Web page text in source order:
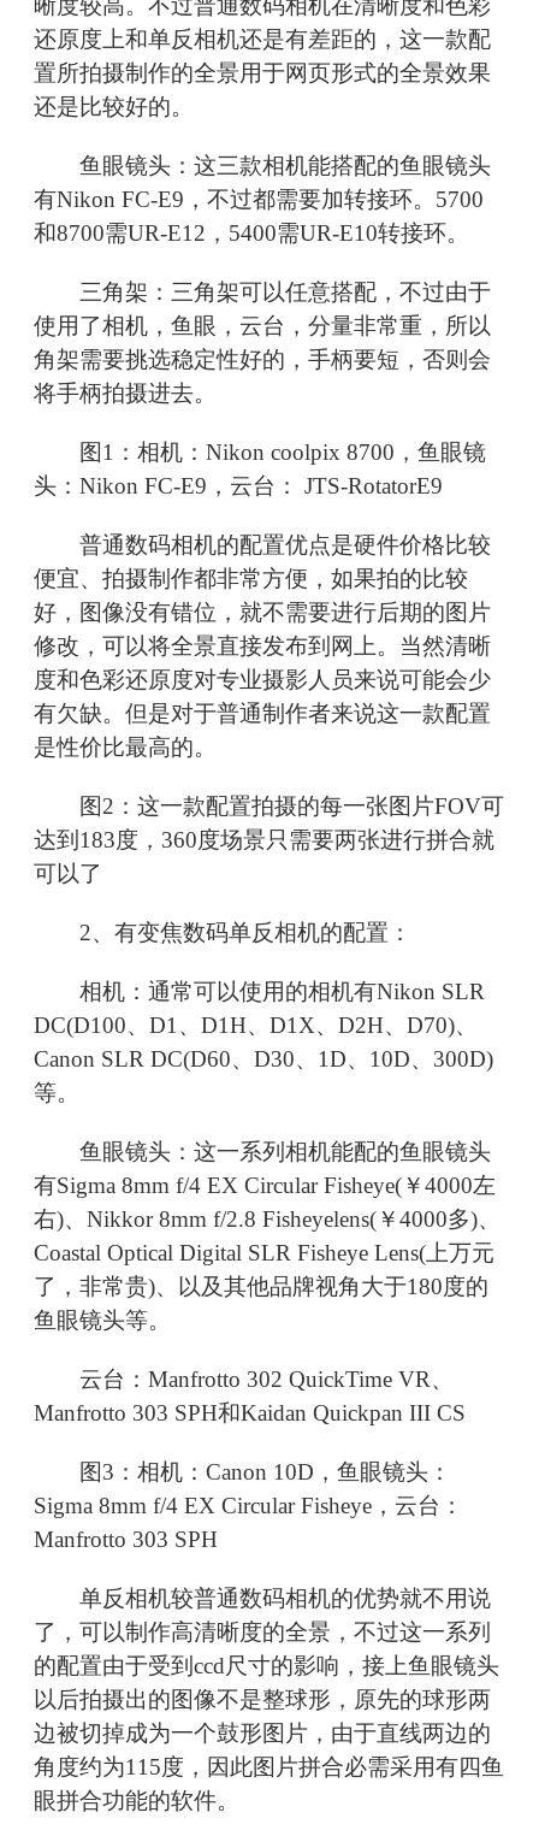
晰度较高。不过普通数码相机在清晰度和色彩
还原度上和单反相机还是有差距的，这一款配
置所拍摄制作的全景用于网页形式的全景效果
还是比较好的。
鱼眼镜头：这三款相机能搭配的鱼眼镜头
有Nikon FC-E9，不过都需要加转接环。5700
和8700需UR-E12，5400需UR-E10转接环。
三角架：三角架可以任意搭配，不过由于
使用了相机，鱼眼，云台，分量非常重，所以
角架需要挑选稳定性好的，手柄要短，否则会
将手柄拍摄进去。
图1：相机：Nikon coolpix 8700，鱼眼镜
头：Nikon FC-E9，云台： JTS-RotatorE9
普通数码相机的配置优点是硬件价格比较
便宜、拍摄制作都非常方便，如果拍的比较
好，图像没有错位，就不需要进行后期的图片
修改，可以将全景直接发布到网上。当然清晰
度和色彩还原度对专业摄影人员来说可能会少
有欠缺。但是对于普通制作者来说这一款配置
是性价比最高的。
图2：这一款配置拍摄的每一张图片FOV可
达到183度，360度场景只需要两张进行拼合就
可以了
2、有变焦数码单反相机的配置：
相机：通常可以使用的相机有Nikon SLR
DC(D100、D1、D1H、D1X、D2H、D70)、
Canon SLR DC(D60、D30、1D、10D、300D)
等。
鱼眼镜头：这一系列相机能配的鱼眼镜头
有Sigma 8mm f/4 EX Circular Fisheye(￥4000左
右)、Nikkor 8mm f/2.8 Fisheyelens(￥4000多)、
Coastal Optical Digital SLR Fisheye Lens(上万元
了，非常贵)、以及其他品牌视角大于180度的
鱼眼镜头等。
云台：Manfrotto 302 QuickTime VR、
Manfrotto 303 SPH和Kaidan Quickpan III CS
图3：相机：Canon 10D，鱼眼镜头：
Sigma 8mm f/4 EX Circular Fisheye，云台：
Manfrotto 303 SPH
单反相机较普通数码相机的优势就不用说
了，可以制作高清晰度的全景，不过这一系列
的配置由于受到ccd尺寸的影响，接上鱼眼镜头
以后拍摄出的图像不是整球形，原先的球形两
边被切掉成为一个鼓形图片，由于直线两边的
角度约为115度，因此图片拼合必需采用有四鱼
眼拼合功能的软件。